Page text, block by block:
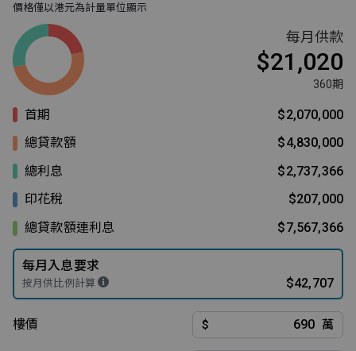
價格僅以港元為計量單位顯示
每月供款
$21,020
360期
首期
$2,070,000
總貸款額
$4,830,000
總利息
$2,737,366
印花稅
$207,000
總貸款額連利息
$7,567,366
每月入息要求
按月供比例計算 $42,707
樓價 $ 萬